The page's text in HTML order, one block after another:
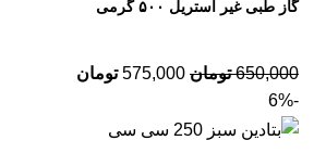
گاز طبی غیر استریل ۵۰۰ گرمی
650,000 تومان 575,000 تومان
-6%